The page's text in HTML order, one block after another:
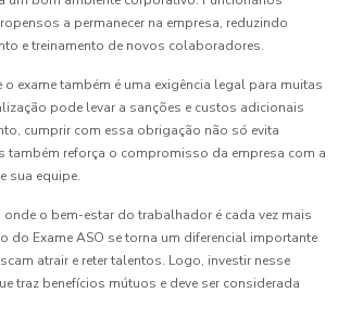
a permanecer na empresa, reduzindo
e treinamento de novos colaboradores.
exame também é uma exigência legal para muitas
pode levar a sanções e custos adicionais
cumprir com essa obrigação não só evita
também reforça o compromisso da empresa com a
sua equipe.
onde o bem-estar do trabalhador é cada vez mais
do Exame ASO se torna um diferencial importante
atrair e reter talentos. Logo, investir nesse
traz benefícios mútuos e deve ser considerada